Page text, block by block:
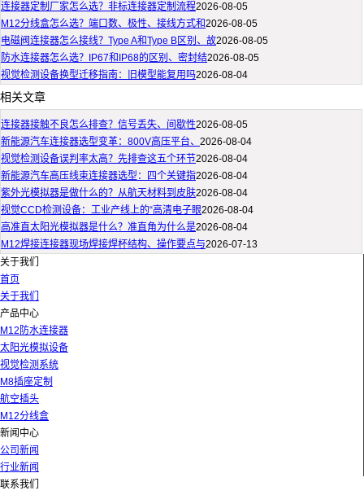
连接器定制厂家怎么选？非标连接器定制流程2026-08-05
M12分线盒怎么选？端口数、极性、接线方式和2026-08-05
电磁阀连接器怎么接线？Type A和Type B区别、故2026-08-05
防水连接器怎么选？IP67和IP68的区别、密封结2026-08-05
视觉检测设备换型迁移指南：旧模型能复用吗2026-08-04
相关文章
连接器接触不良怎么排查？信号丢失、间歇性2026-08-05
新能源汽车连接器选型变革：800V高压平台、 2026-08-04
视觉检测设备误判率太高？先排查这五个环节2026-08-04
新能源汽车高压线束连接器选型：四个关键指2026-08-04
紫外光模拟器是做什么的？从航天材料到皮肤2026-08-04
视觉CCD检测设备：工业产线上的“高清电子眼2026-08-04
高准直太阳光模拟器是什么？准直角为什么是2026-08-04
M12焊接连接器现场焊接焊杯结构、操作要点与2026-07-13
关于我们
首页
关于我们
产品中心
M12防水连接器
太阳光模拟设备
视觉检测系统
M8插座定制
航空插头
M12分线盒
新闻中心
公司新闻
行业新闻
联系我们